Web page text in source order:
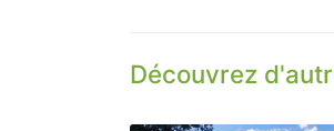
Découvrez